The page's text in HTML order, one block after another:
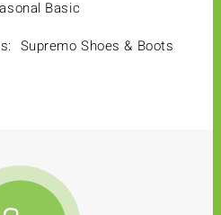
Basic
Supremo Shoes & Boots